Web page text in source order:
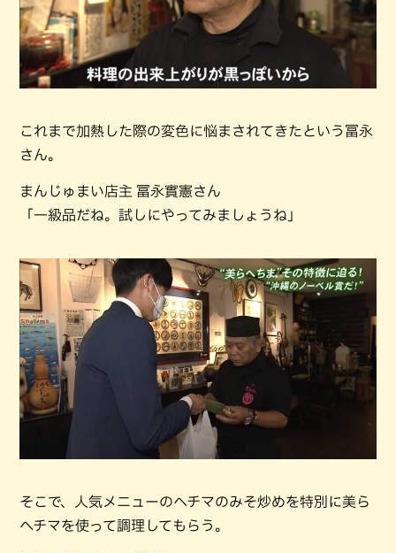
これまで加熱した際の変色に悩まされてきたという冨永
さん。
まんじゅまい店主 冨永實憲さん
「一級品だね。試しにやってみましょうね」
そこで、人気メニューのヘチマのみそ炒めを特別に美ら
ヘチマを使って調理してもらう。